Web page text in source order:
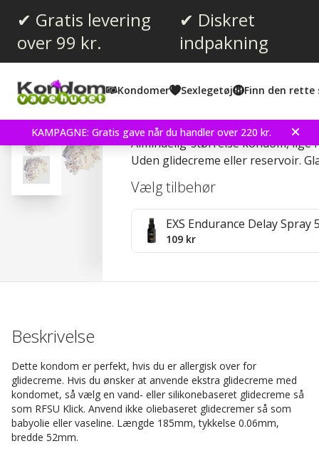
✔ Gratis levering
over 99 kr.
✔ Diskret
indpakning
Kondomer Sexlegetøj Finn den rette
KAMPAGNE: Gratis gave når du handler over 220 kr.
Gennemsnitlig vurdering:
5.0 stemmer:
RFSU 17006 60 stk
Almindelig-størrelse kondom, lige
Uden glidecreme eller reservoir.
Vælg tilbehør
EXS Endurance Delay Spray
109 kr
Beskrivelse
Dette kondom er perfekt, hvis du er allergisk over for
glidecreme. Hvis du ønsker at anvende ekstra glidecreme med
kondomet, så vælg en vand- eller silikonebaseret glidecreme så
som RFSU Klick. Anvend ikke oliebaseret glidecremer så som
babyolie eller vaseline. Længde 185mm, tykkelse 0.06mm,
bredde 52mm.